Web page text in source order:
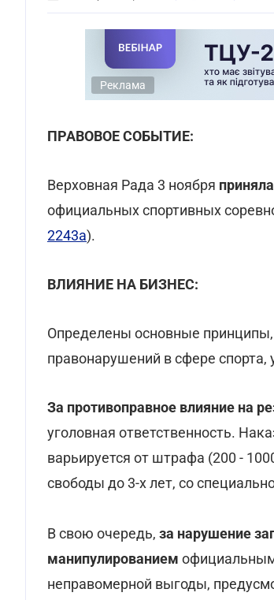
Реклама
ПРАВОВОЕ СОБЫТИЕ:
Верховная Рада 3 ноября
официальных спортивных
2243а).
ВЛИЯНИЕ НА БИЗНЕС:
Определены основные
правонарушений в сфере спорта,
За противоправное влияние на
уголовная ответственность.
варьируется от штрафа (200 -
свободы до 3-х лет, со
В свою очередь, за нарушение
манипулированием
неправомерной выгоды,